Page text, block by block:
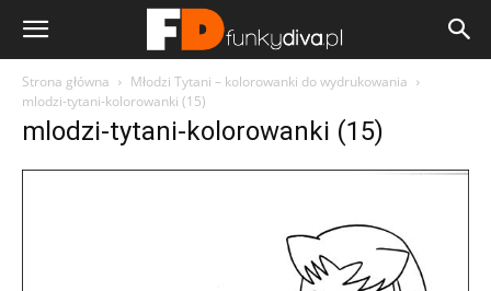
Strona główna
Młodzi Tytani – kolorowanki do wydrukowania
mlodzi-tytani-kolorowanki (15)
mlodzi-tytani-kolorowanki (15)